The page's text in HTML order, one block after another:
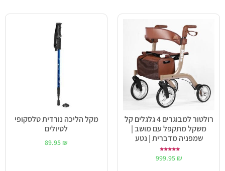
רולטור למבוגרים 4 גלגלים קל
משקל מתקפל עם מושב |
שמפניה מדברית | נטע
5.00
999.95 ₪
מקל הליכה נורדית טלסקופי
לטיולים
89.95 ₪